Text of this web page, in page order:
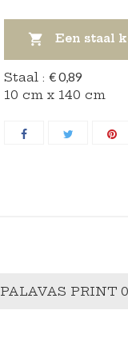
 Een staal
Staal : € 0,89
10 cm x 140 cm
PALAVAS PRINT